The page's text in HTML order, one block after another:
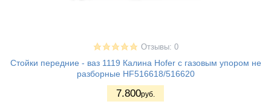
Отзывы: 0
Стойки передние - ваз 1119 Калина Hofer с газовым упором не
разборные HF516618/516620
7.800руб.